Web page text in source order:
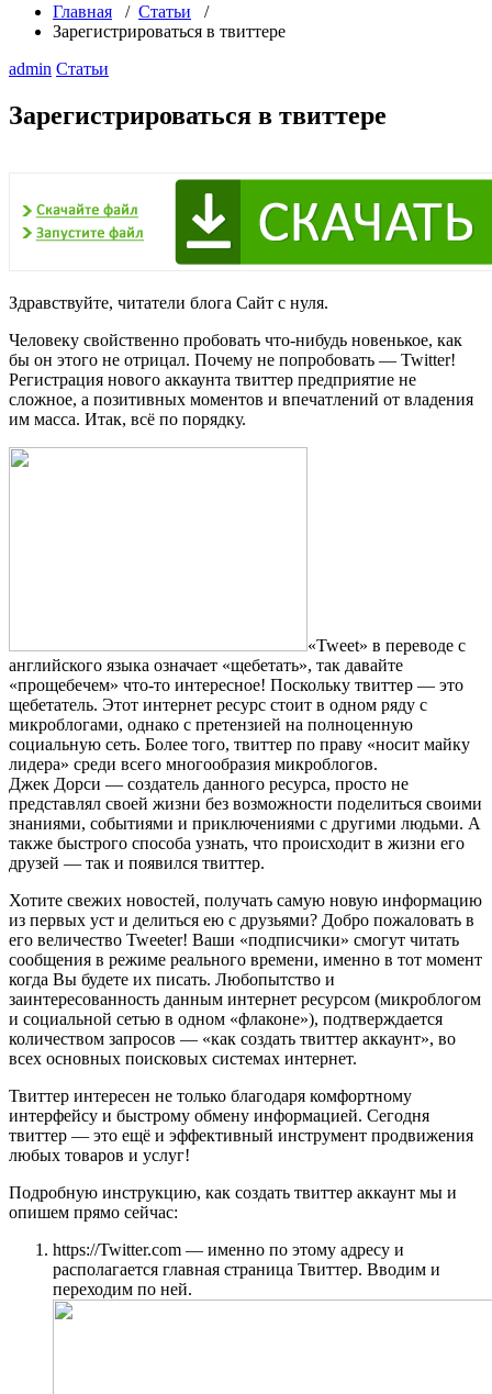
Главная / Статьи /
Зарегистрироваться в твиттере
admin Статьи
Зарегистрироваться в твиттере
Здравствуйте, читатели блога Сайт с нуля.
Человеку свойственно пробовать что-нибудь новенькое, как
бы он этого не отрицал. Почему не попробовать — Twitter!
Регистрация нового аккаунта твиттер предприятие не
сложное, а позитивных моментов и впечатлений от владения
им масса. Итак, всё по порядку.
«Tweet» в переводе с
английского языка означает «щебетать», так давайте
«прощебечем» что-то интересное! Поскольку твиттер — это
щебетатель. Этот интернет ресурс стоит в одном ряду с
микроблогами, однако с претензией на полноценную
социальную сеть. Более того, твиттер по праву «носит майку
лидера» среди всего многообразия микроблогов.
Джек Дорси — создатель данного ресурса, просто не
представлял своей жизни без возможности поделиться своими
знаниями, событиями и приключениями с другими людьми. А
также быстрого способа узнать, что происходит в жизни его
друзей — так и появился твиттер.
Хотите свежих новостей, получать самую новую информацию
из первых уст и делиться ею с друзьями? Добро пожаловать в
его величество Tweeter! Ваши «подписчики» смогут читать
сообщения в режиме реального времени, именно в тот момент
когда Вы будете их писать. Любопытство и
заинтересованность данным интернет ресурсом (микроблогом
и социальной сетью в одном «флаконе»), подтверждается
количеством запросов — «как создать твиттер аккаунт», во
всех основных поисковых системах интернет.
Твиттер интересен не только благодаря комфортному
интерфейсу и быстрому обмену информацией. Сегодня
твиттер — это ещё и эффективный инструмент продвижения
любых товаров и услуг!
Подробную инструкцию, как создать твиттер аккаунт мы и
опишем прямо сейчас:
https://Twitter.com — именно по этому адресу и
располагается главная страница Твиттер. Вводим и
переходим по ней.